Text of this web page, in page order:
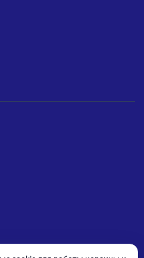
UnionPay
по оплате Мир